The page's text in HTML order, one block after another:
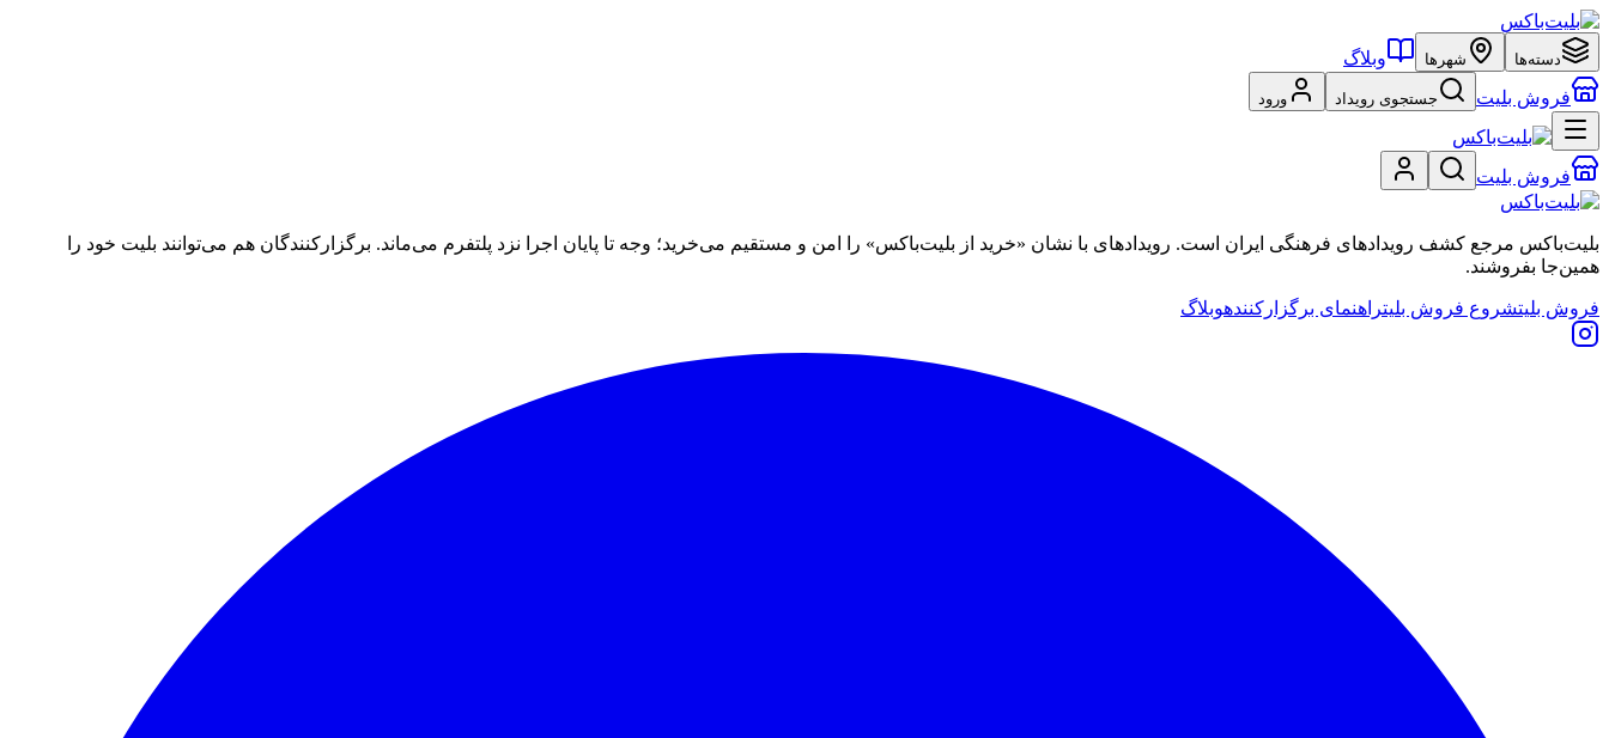
دسته‌ها شهرها
وبلاگ
فروش بلیت
جستجوی رویداد ورود
فروش بلیت
بلیت‌باکس مرجع کشف رویدادهای فرهنگی ایران است. رویدادهای با نشان «خرید از بلیت‌باکس» را امن و مستقیم می‌خرید؛ وجه تا پایان اجرا نزد پلتفرم می‌ماند. برگزارکنندگان هم می‌توانند بلیت خود را
همین‌جا بفروشند.
فروش بلیتشروع فروش بلیتراهنمای برگزارکنندهوبلاگ